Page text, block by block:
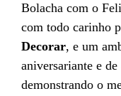
Bolacha com o
com todo carinho
Decorar, e um
aniversariante e
demonstrando o